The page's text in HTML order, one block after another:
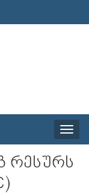
Toggle
რესურს